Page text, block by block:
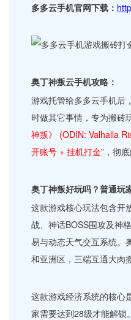
多多云手机官网下载：
奥丁神叛云手机攻略：
游戏托管给多多云手机后
时做其它事情，专为搬砖
神叛》 (ODIN: Valhalla
开账号 + 挂机打金” ，彻
奥丁神叛好玩吗？普通玩
这款游戏核心玩法包含开
战、神话BOSS围攻及神
易与动态天气交互系统。
和亚洲区，三端互通大肉
这款游戏经济系统的核心
家需要达到28级才能解锁